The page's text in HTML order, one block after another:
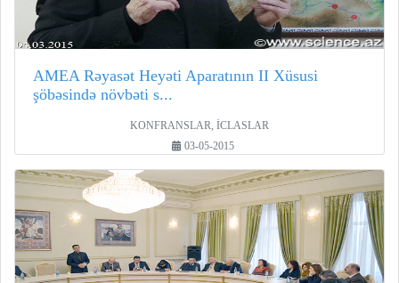
AMEA Rəyasət Heyəti Aparatının II Xüsusi
şöbəsində növbəti s...
KONFRANSLAR, İCLASLAR
03-05-2015